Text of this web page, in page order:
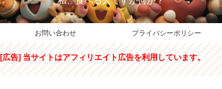
お問い合わせ プライバシーポリシー
[広告] 当サイトはアフィリエイト広告を利用しています。